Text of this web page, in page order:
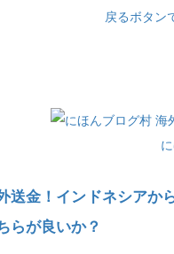
戻るボタン
送金！インドネシアか
らが良いか？